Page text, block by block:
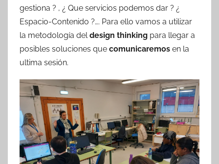
gestiona ? , ¿ Que servicios podemos dar ? ¿
Espacio-Contenido ?…. Para ello vamos a utilizar
la metodología del design thinking para llegar a
posibles soluciones que comunicaremos en la
ultima sesión.